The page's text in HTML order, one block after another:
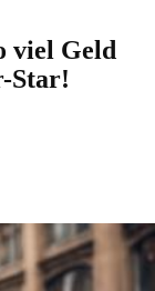
viel Geld
Star!